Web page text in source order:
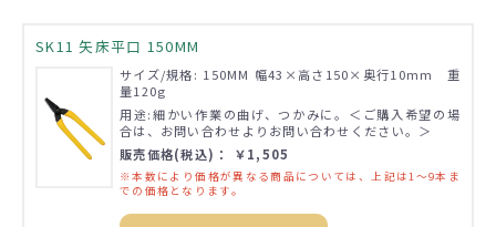
SK11 矢床平口 150MM
サイズ/規格: 150MM 幅43×高さ150×奥行10mm 重
量120g
用途:細かい作業の曲げ、つかみに。＜ご購入希望の場
合は、お問い合わせよりお問い合わせください。＞
販売価格(税込)： ￥1,505
※本数により価格が異なる商品については、上記は1～9本ま
での価格となります。